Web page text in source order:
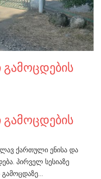
ქართული ენისა და
პირველ სესიაზე
გამოცდაზე…